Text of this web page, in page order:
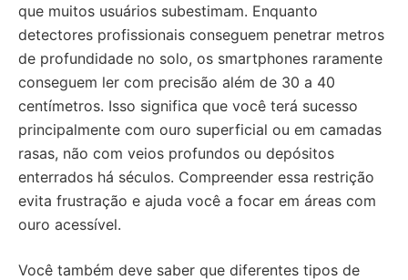
que muitos usuários subestimam. Enquanto
detectores profissionais conseguem penetrar metros
de profundidade no solo, os smartphones raramente
conseguem ler com precisão além de 30 a 40
centímetros. Isso significa que você terá sucesso
principalmente com ouro superficial ou em camadas
rasas, não com veios profundos ou depósitos
enterrados há séculos. Compreender essa restrição
evita frustração e ajuda você a focar em áreas com
ouro acessível.
Você também deve saber que diferentes tipos de